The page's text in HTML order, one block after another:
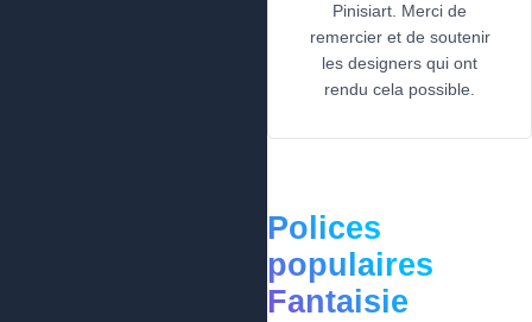
Pinisiart. Merci de
remercier et de soutenir
les designers qui ont
rendu cela possible.
Polices
populaires
Fantaisie